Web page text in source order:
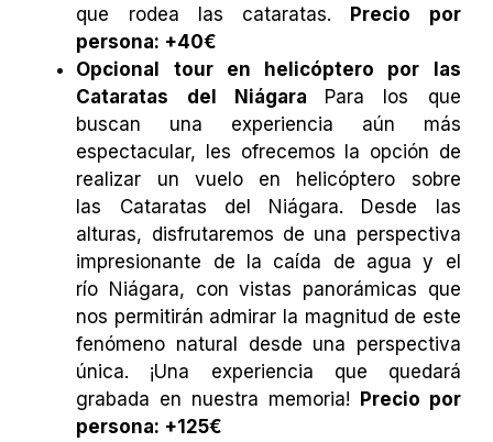
que rodea las cataratas.
Precio por
persona: +40€
Opcional tour en helicóptero por las
Cataratas del Niágara Para los que
buscan una experiencia aún más
espectacular, les ofrecemos la opción de
realizar un vuelo en helicóptero sobre
las Cataratas del Niágara. Desde las
alturas, disfrutaremos de una perspectiva
impresionante de la caída de agua y el
río Niágara, con vistas panorámicas que
nos permitirán admirar la magnitud de este
fenómeno natural desde una perspectiva
única. ¡Una experiencia que quedará
grabada en nuestra memoria!
Precio por
persona: +125€